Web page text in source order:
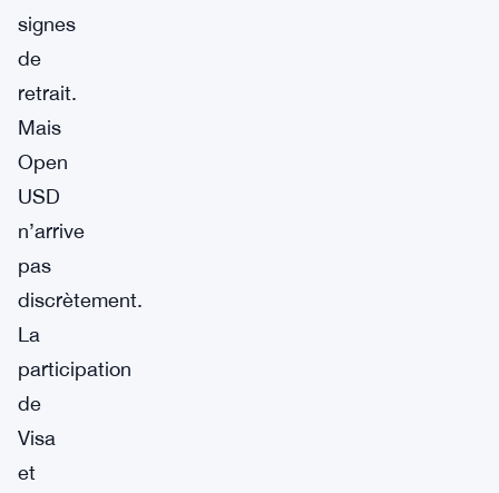
signes
de
retrait.
Mais
Open
USD
n’arrive
pas
discrètement.
La
participation
de
Visa
et